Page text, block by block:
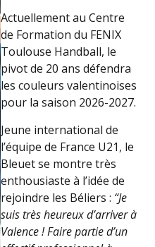
Actuellement au Centre
de Formation du FENIX
Toulouse Handball, le
pivot de 20 ans défendra
les couleurs valentinoises
pour la saison 2026-2027.
Jeune international de
l’équipe de France U21, le
Bleuet se montre très
enthousiaste à l’idée de
rejoindre les Béliers : “Je
suis très heureux d’arriver à
Valence ! Faire partie d’un